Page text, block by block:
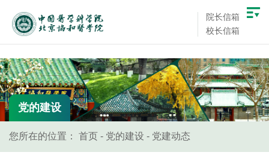
院长信箱
校长信箱
党的建设
您所在的位置： 首页 - 党的建设 - 党建动态